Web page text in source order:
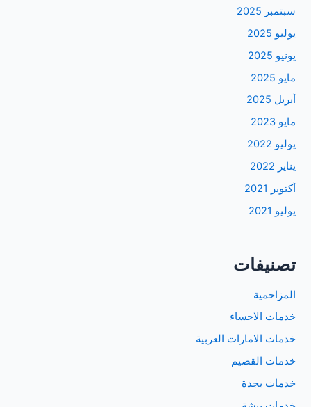
سبتمبر 2025
يوليو 2025
يونيو 2025
مايو 2025
أبريل 2025
مايو 2023
يوليو 2022
يناير 2022
أكتوبر 2021
يوليو 2021
تصنيفات
المزاحمية
خدمات الاحساء
خدمات الامارات العربية
خدمات القصيم
خدمات بجدة